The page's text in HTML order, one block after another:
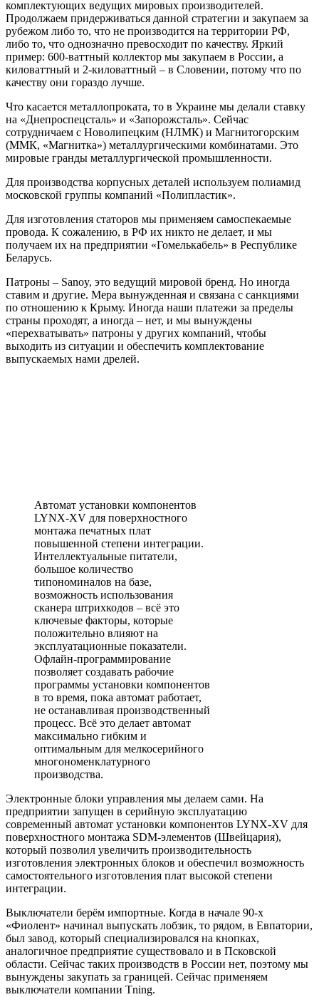
комплектующих ведущих мировых производителей.
Продолжаем придерживаться данной стратегии и закупаем за
рубежом либо то, что не производится на территории РФ,
либо то, что однозначно превосходит по качеству. Яркий
пример: 600-ваттный коллектор мы закупаем в России, а
киловаттный и 2-киловаттный – в Словении, потому что по
качеству они гораздо лучше.
Что касается металлопроката, то в Украине мы делали ставку
на «Днепроспецсталь» и «Запорожсталь». Сейчас
сотрудничаем с Новолипецким (НЛМК) и Магнитогорским
(ММК, «Магнитка») металлургическими комбинатами. Это
мировые гранды металлургической промышленности.
Для производства корпусных деталей используем полиамид
московской группы компаний «Полипластик».
Для изготовления статоров мы применяем самоспекаемые
провода. К сожалению, в РФ их никто не делает, и мы
получаем их на предприятии «Гомелькабель» в Республике
Беларусь.
Патроны – Sanoy, это ведущий мировой бренд. Но иногда
ставим и другие. Мера вынужденная и связана с санкциями
по отношению к Крыму. Иногда наши платежи за пределы
страны проходят, а иногда – нет, и мы вынуждены
«перехватывать» патроны у других компаний, чтобы
выходить из ситуации и обеспечить комплектование
выпускаемых нами дрелей.
Автомат установки компонентов
LYNX-XV для поверхностного
монтажа печатных плат
повышенной степени интеграции.
Интеллектуальные питатели,
большое количество
типономиналов на базе,
возможность использования
сканера штрихкодов – всё это
ключевые факторы, которые
положительно влияют на
эксплуатационные показатели.
Офлайн-программирование
позволяет создавать рабочие
программы установки компонентов
в то время, пока автомат работает,
не останавливая производственный
процесс. Всё это делает автомат
максимально гибким и
оптимальным для мелкосерийного
многономенклатурного
производства.
Электронные блоки управления мы делаем сами. На
предприятии запущен в серийную эксплуатацию
современный автомат установки компонентов LYNX-XV для
поверхностного монтажа SDM-элементов (Швейцария),
который позволил увеличить производительность
изготовления электронных блоков и обеспечил возможность
самостоятельного изготовления плат высокой степени
интеграции.
Выключатели берём импортные. Когда в начале 90-х
«Фиолент» начинал выпускать лобзик, то рядом, в Евпатории,
был завод, который специализировался на кнопках,
аналогичное предприятие существовало и в Псковской
области. Сейчас таких производств в России нет, поэтому мы
вынуждены закупать за границей. Сейчас применяем
выключатели компании Tning.